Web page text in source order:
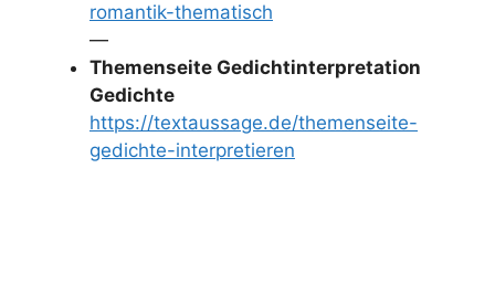
romantik-thematisch
—
Themenseite Gedichtinterpretation
Gedichte
https://textaussage.de/themenseite-
gedichte-interpretieren